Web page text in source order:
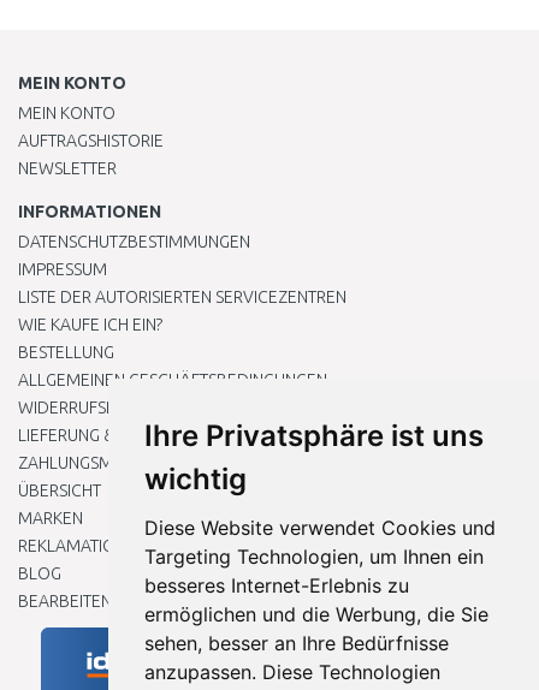
Ihre Privatsphäre ist uns
wichtig
Diese Website verwendet Cookies und
Targeting Technologien, um Ihnen ein
besseres Internet-Erlebnis zu
ermöglichen und die Werbung, die Sie
sehen, besser an Ihre Bedürfnisse
anzupassen. Diese Technologien
MEIN KONTO
MEIN KONTO
AUFTRAGSHISTORIE
NEWSLETTER
INFORMATIONEN
DATENSCHUTZBESTIMMUNGEN
IMPRESSUM
LISTE DER AUTORISIERTEN SERVICEZENTREN
WIE KAUFE ICH EIN?
BESTELLUNG
ALLGEMEINEN GESCHÄFTSBEDINGUNGEN
WIDERRUFSRECHT
LIEFERUNG & ZAHLUNG
ZAHLUNGSMETHODEN
ÜBERSICHT
MARKEN
REKLAMATIONEN UND RETOUREN
BLOG
BEARBEITEN SIE MEINE COOKIE-EINSTELLUNGEN